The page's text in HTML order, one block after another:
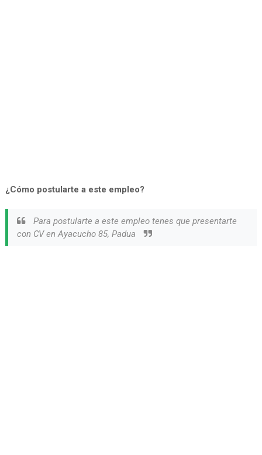
¿Cómo postularte a este empleo?
Para postularte a este empleo tenes que presentarte
con CV en Ayacucho 85, Padua